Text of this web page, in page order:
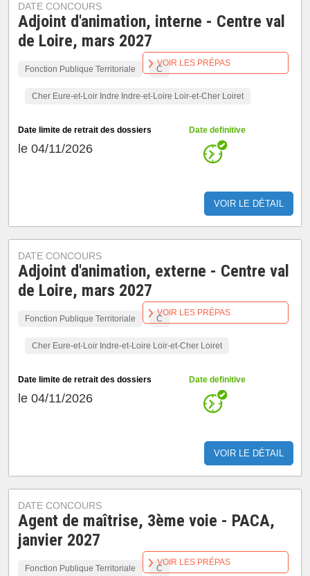
DATE CONCOURS
Adjoint d'animation, interne - Centre val
de Loire, mars 2027
Fonction Publique Territoriale C
Cher Eure-et-Loir Indre Indre-et-Loire Loir-et-Cher Loiret
Date limite de retrait des dossiers
le 04/11/2026
Date definitive
VOIR LE DÉTAIL
VOIR LES PRÉPAS
DATE CONCOURS
Adjoint d'animation, externe - Centre val
de Loire, mars 2027
Fonction Publique Territoriale C
Cher Eure-et-Loir Indre-et-Loire Loir-et-Cher Loiret
Date limite de retrait des dossiers
le 04/11/2026
Date definitive
VOIR LE DÉTAIL
VOIR LES PRÉPAS
DATE CONCOURS
Agent de maîtrise, 3ème voie - PACA,
janvier 2027
Fonction Publique Territoriale C
VOIR LES PRÉPAS